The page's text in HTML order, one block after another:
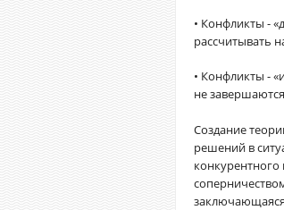
• Конфликты -
рассчитывать
• Конфликты -
не
Создание
решений в